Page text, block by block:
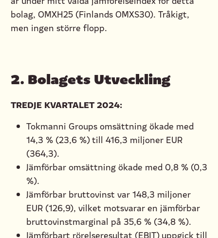
bolag, OMXH25 (Finlands OMXS30). Tråkigt,
men ingen större flopp.
2. Bolagets Utveckling
TREDJE KVARTALET 2024:
Tokmanni Groups omsättning ökade med
14,3 % (23,6 %) till 416,3 miljoner EUR
(364,3).
Jämförbar omsättning ökade med 0,8 % (0,3
%).
Jämförbar bruttovinst var 148,3 miljoner
EUR (126,9), vilket motsvarar en jämförbar
bruttovinstmarginal på 35,6 % (34,8 %).
Jämförbart rörelseresultat (EBIT) uppgick till